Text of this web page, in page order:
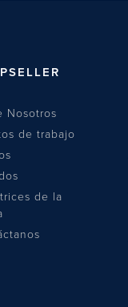
Nosotros
de trabajo
de la